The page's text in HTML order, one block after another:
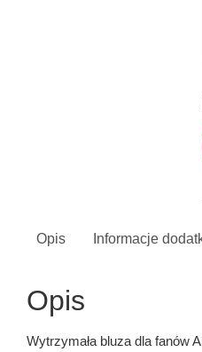
Opis Informacje
Opis
Wytrzymała bluza dla fanów